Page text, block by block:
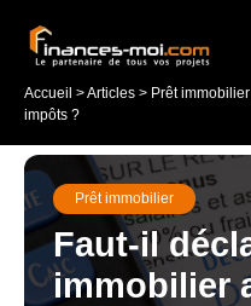
Accueil >Articles > Prêt immobilier
impôts ?
Prêt immobilier
Faut-il
immobilier